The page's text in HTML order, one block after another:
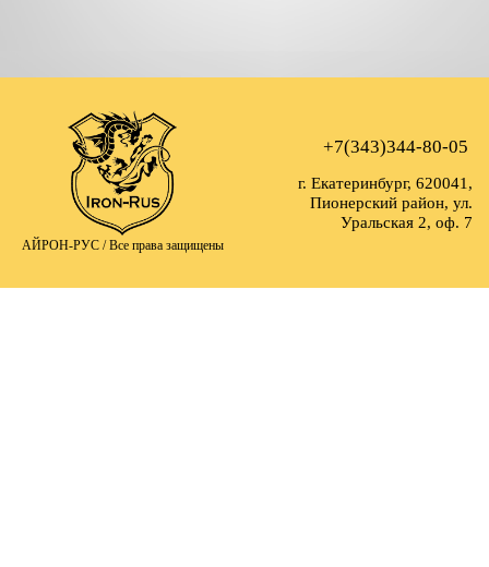
АЙРОН-РУС /Все права защищены
+7(343)344-80-05
г. Екатеринбург, 620041,
Пионерский район, ул.
Уральская 2, оф. 7